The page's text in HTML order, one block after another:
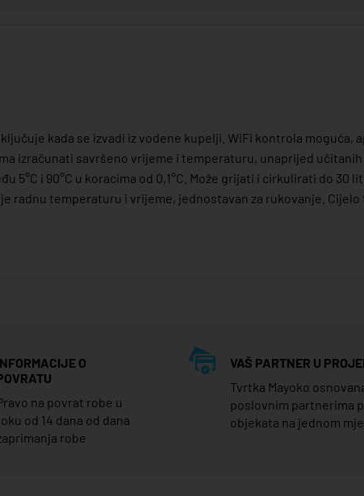
kada se izvadi iz vodene kupelji. WiFi kontrola moguća,
izračunati savršeno vrijeme i temperaturu, unaprijed učitanih
5°C i 90°C u koracima od 0,1°C. Može grijati i cirkulirati do 30
radnu temperaturu i vrijeme, jednostavan za rukovanje. Cijelo
O
na povrat robe u
od 14 dana od dana
robe
VAŠ PARTNER U
Tvrtka Mayoko
poslovnim partnerima
objekata na jednom